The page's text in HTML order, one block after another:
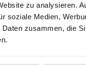
zu analysieren.
soziale Medien,
zusammen, die